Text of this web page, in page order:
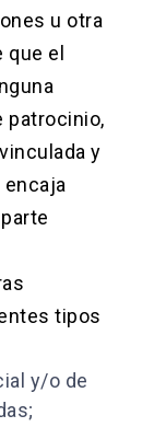
u otra
el
patrocinio,
y
tipos
y/o de